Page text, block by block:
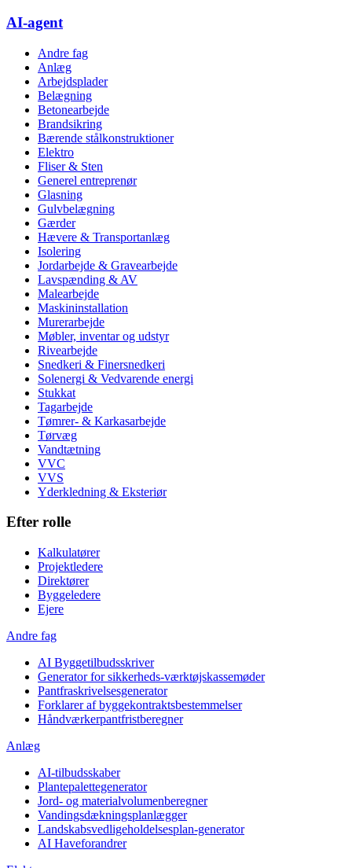
AI-agent
Andre fag
Anlæg
Arbejdsplader
Belægning
Betonearbejde
Brandsikring
Bærende stålkonstruktioner
Elektro
Fliser & Sten
Generel entreprenør
Glasning
Gulvbelægning
Gærder
Hævere & Transportanlæg
Isolering
Jordarbejde & Gravearbejde
Lavspænding & AV
Malearbejde
Maskininstallation
Murerarbejde
Møbler, inventar og udstyr
Rivearbejde
Snedkeri & Finersnedkeri
Solenergi & Vedvarende energi
Stukkat
Tagarbejde
Tømrer- & Karkasarbejde
Tørvæg
Vandtætning
VVC
VVS
Yderkledning & Eksteriør
Efter rolle
Kalkulatører
Projektledere
Direktører
Byggeledere
Ejere
Andre fag
AI Byggetilbudsskriver
Generator for sikkerheds-værktøjskassemøder
Pantfraskrivelsesgenerator
Forklarer af byggekontraktsbestemmelser
Håndværkerpantfristberegner
Anlæg
AI-tilbudsskaber
Plantepalettegenerator
Jord- og materialvolumenberegner
Vandingsdækningsplanlægger
Landskabsvedligeholdelsesplan-generator
AI Haveforandrer